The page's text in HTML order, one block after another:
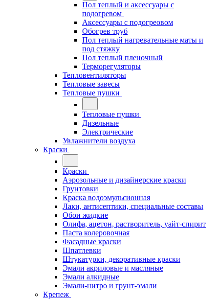
Пол теплый и аксессуары с
подогревом
Аксессуары с подогреовом
Обогрев труб
Пол теплый нагревательные маты и
под стяжку
Пол теплый пленочный
Терморегуляторы
Тепловентиляторы
Тепловые завесы
Тепловые пушки
Тепловые пушки
Дизельные
Электрические
Увлажнители воздуха
Краски
Краски
Аэрозольные и дизайнерские краски
Грунтовки
Краска водоэмульсионная
Лаки, антисептики, специальные составы
Обои жидкие
Олифа, ацетон, растворитель, уайт-спирит
Паста колеровочная
Фасадные краски
Шпатлевки
Штукатурки, декоративные краски
Эмали акриловые и масляные
Эмали алкидные
Эмали-нитро и грунт-эмали
Крепеж